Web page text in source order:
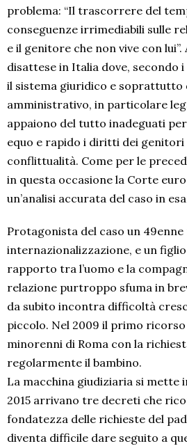
problema: “Il trascorrere del
conseguenze irrimediabili sulle
e il genitore che non vive con
disattese in Italia dove, secondo
il sistema giuridico e soprattutto
amministrativo, in particolare
appaiono del tutto inadeguati
equo e rapido i diritti dei genitori
conflittualità. Come per le
in questa occasione la Corte
un’analisi accurata del caso in
Protagonista del caso un
internazionalizzazione, e un
rapporto tra l’uomo e la
relazione purtroppo sfuma in
da subito incontra difficoltà
piccolo. Nel 2009 il primo
minorenni di Roma con la
regolarmente il bambino.
La macchina giudiziaria si mette
2015 arrivano tre decreti che
fondatezza delle richieste del
diventa difficile dare seguito a